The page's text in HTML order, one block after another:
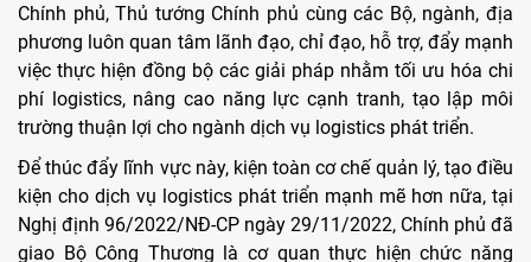
Chính phủ, Thủ tướng Chính phủ cùng các Bộ, ngành, địa
phương luôn quan tâm lãnh đạo, chỉ đạo, hỗ trợ, đẩy mạnh
việc thực hiện đồng bộ các giải pháp nhằm tối ưu hóa chi
phí logistics, nâng cao năng lực cạnh tranh, tạo lập môi
trường thuận lợi cho ngành dịch vụ logistics phát triển.
Để thúc đẩy lĩnh vực này, kiện toàn cơ chế quản lý, tạo điều
kiện cho dịch vụ logistics phát triển mạnh mẽ hơn nữa, tại
Nghị định 96/2022/NĐ-CP ngày 29/11/2022, Chính phủ đã
giao Bộ Công Thương là cơ quan thực hiện chức năng